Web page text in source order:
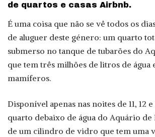
de quartos e casas Airbnb.
É uma coisa que não se vê todos os
de aluguer deste género: um quarto
submerso no tanque de tubarões do
que tem três milhões de litros de água
mamíferos.
Disponível apenas nas noites de 11, 12
quarto debaixo de água do Aquário de
de um cilindro de vidro que tem uma